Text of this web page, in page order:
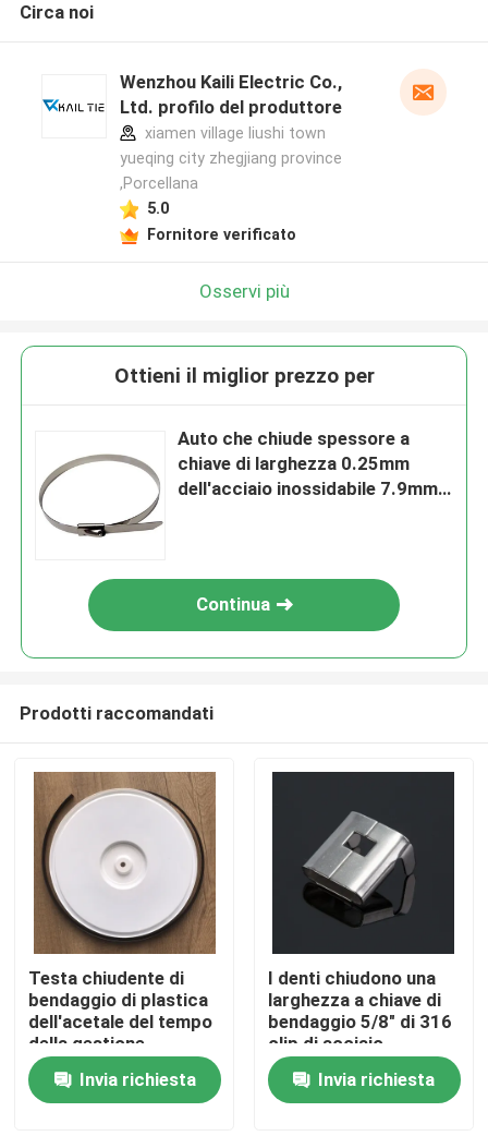
Casa
Chi siamo
Circa noi
Wenzhou Kaili Electric Co.,
Ltd. profilo del produttore
xiamen village liushi town
yueqing city zhegjiang province
,Porcellana
5.0
Fornitore verificato
Osservi più
Ottieni il miglior prezzo per
Auto che chiude spessore a
chiave di larghezza 0.25mm
dell'acciaio inossidabile 7.9mm
Continua
Prodotti raccomandati
Testa chiudente di
bendaggio di plastica
dell'acetale del tempo
della gestione
resistente della
fascetta ferma-cavo
Invia richiesta
I denti chiudono una
larghezza a chiave di
bendaggio 5/8" di 316
clip di acciaio
inossidabile spessore
a 0,02 polliciInvia richiesta